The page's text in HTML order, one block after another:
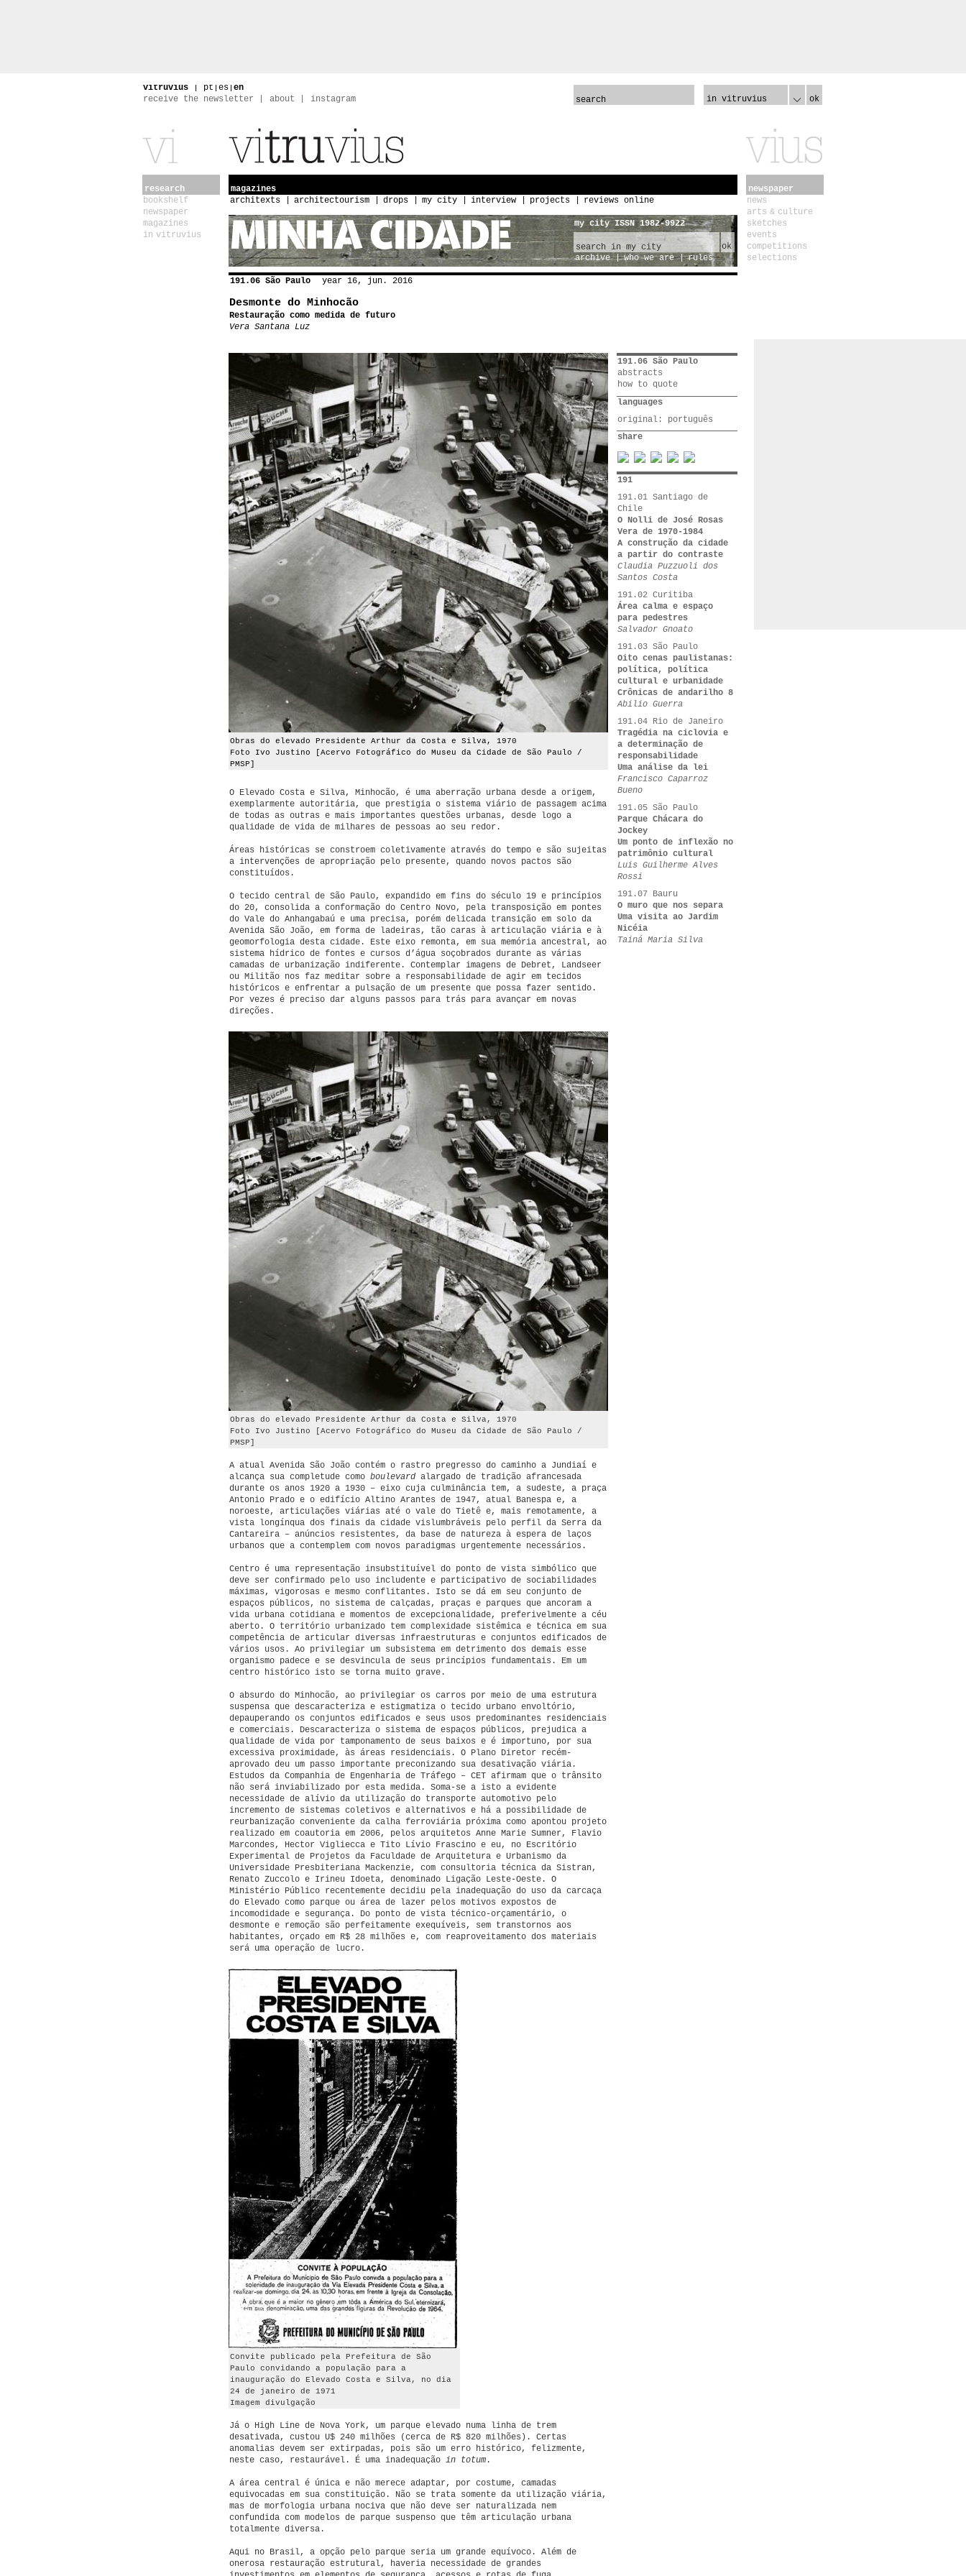
vitruvius | pt | es | en
receive the newsletter
about instagram in vitruvius ok
research
bookshelf
newspaper
magazines
in vitruvius
magazines
architexts
architectourism drops my city interview projects reviews online
my city ISSN 1982-9922
ok
archive
who we are rules
191.06 São Paulo year 16, jun. 2016
Desmonte do Minhocão
Restauração como medida de futuro
Vera Santana Luz
Obras do elevado Presidente Arthur da Costa e Silva, 1970
Foto Ivo Justino [Acervo Fotográfico do Museu da Cidade de São Paulo /
PMSP]
O Elevado Costa e Silva, Minhocão, é uma aberração urbana desde a origem,
exemplarmente autoritária, que prestigia o sistema viário de passagem acima
de todas as outras e mais importantes questões urbanas, desde logo a
qualidade de vida de milhares de pessoas ao seu redor.
Áreas históricas se constroem coletivamente através do tempo e são sujeitas
a intervenções de apropriação pelo presente, quando novos pactos são
constituídos.
O tecido central de São Paulo, expandido em fins do século 19 e princípios
do 20, consolida a conformação do Centro Novo, pela transposição em pontes
do Vale do Anhangabaú e uma precisa, porém delicada transição em solo da
Avenida São João, em forma de ladeiras, tão caras à articulação viária e à
geomorfologia desta cidade. Este eixo remonta, em sua memória ancestral, ao
sistema hídrico de fontes e cursos d’água soçobrados durante as várias
camadas de urbanização indiferente. Contemplar imagens de Debret, Landseer
ou Militão nos faz meditar sobre a responsabilidade de agir em tecidos
históricos e enfrentar a pulsação de um presente que possa fazer sentido.
Por vezes é preciso dar alguns passos para trás para avançar em novas
direções.
Obras do elevado Presidente Arthur da Costa e Silva, 1970
Foto Ivo Justino [Acervo Fotográfico do Museu da Cidade de São Paulo /
PMSP]
A atual Avenida São João contém o rastro pregresso do caminho a Jundiaí e
alcança sua completude como boulevard alargado de tradição afrancesada
durante os anos 1920 a 1930 – eixo cuja culminância tem, a sudeste, a praça
Antonio Prado e o edifício Altino Arantes de 1947, atual Banespa e, a
noroeste, articulações viárias até o vale do Tietê e, mais remotamente, a
vista longínqua dos finais da cidade vislumbráveis pelo perfil da Serra da
Cantareira – anúncios resistentes, da base de natureza à espera de laços
urbanos que a contemplem com novos paradigmas urgentemente necessários.
Centro é uma representação insubstituível do ponto de vista simbólico que
deve ser confirmado pelo uso includente e participativo de sociabilidades
máximas, vigorosas e mesmo conflitantes. Isto se dá em seu conjunto de
espaços públicos, no sistema de calçadas, praças e parques que ancoram a
vida urbana cotidiana e momentos de excepcionalidade, preferivelmente a céu
aberto. O território urbanizado tem complexidade sistêmica e técnica em sua
competência de articular diversas infraestruturas e conjuntos edificados de
vários usos. Ao privilegiar um subsistema em detrimento dos demais esse
organismo padece e se desvincula de seus princípios fundamentais. Em um
centro histórico isto se torna muito grave.
O absurdo do Minhocão, ao privilegiar os carros por meio de uma estrutura
suspensa que descaracteriza e estigmatiza o tecido urbano envoltório,
depauperando os conjuntos edificados e seus usos predominantes residenciais
e comerciais. Descaracteriza o sistema de espaços públicos, prejudica a
qualidade de vida por tamponamento de seus baixos e é importuno, por sua
excessiva proximidade, às áreas residenciais. O Plano Diretor recém-
aprovado deu um passo importante preconizando sua desativação viária.
Estudos da Companhia de Engenharia de Tráfego – CET afirmam que o trânsito
não será inviabilizado por esta medida. Soma-se a isto a evidente
necessidade de alívio da utilização do transporte automotivo pelo
incremento de sistemas coletivos e alternativos e há a possibilidade de
reurbanização conveniente da calha ferroviária próxima como apontou projeto
realizado em coautoria em 2006, pelos arquitetos Anne Marie Sumner, Flavio
Marcondes, Hector Vigliecca e Tito Lívio Frascino e eu, no Escritório
Experimental de Projetos da Faculdade de Arquitetura e Urbanismo da
Universidade Presbiteriana Mackenzie, com consultoria técnica da Sistran,
Renato Zuccolo e Irineu Idoeta, denominado Ligação Leste-Oeste. O
Ministério Público recentemente decidiu pela inadequação do uso da carcaça
do Elevado como parque ou área de lazer pelos motivos expostos de
incomodidade e segurança. Do ponto de vista técnico-orçamentário, o
desmonte e remoção são perfeitamente exequíveis, sem transtornos aos
habitantes, orçado em R$ 28 milhões e, com reaproveitamento dos materiais
será uma operação de lucro.
Convite publicado pela Prefeitura de São
Paulo convidando a população para a
inauguração do Elevado Costa e Silva, no dia
24 de janeiro de 1971
Imagem divulgação
Já o High Line de Nova York, um parque elevado numa linha de trem
desativada, custou U$ 240 milhões (cerca de R$ 820 milhões). Certas
anomalias devem ser extirpadas, pois são um erro histórico, felizmente,
neste caso, restaurável. É uma inadequação in totum .
A área central é única e não merece adaptar, por costume, camadas
equivocadas em sua constituição. Não se trata somente da utilização viária,
mas de morfologia urbana nociva que não deve ser naturalizada nem
confundida com modelos de parque suspenso que têm articulação urbana
totalmente diversa.
Aqui no Brasil, a opção pelo parque seria um grande equívoco. Além de
onerosa restauração estrutural, haveria necessidade de grandes
191.06 São Paulo
abstracts
how to quote
languages
original: português
share
191
191.01 Santiago de
Chile
O Nolli de José Rosas
Vera de 1970-1984
A construção da cidade
a partir do contraste
Claudia Puzzuoli dos
Santos Costa
191.02 Curitiba
Área calma e espaço
para pedestres
Salvador Gnoato
191.03 São Paulo
Oito cenas paulistanas:
política, política
cultural e urbanidade
Crônicas de andarilho 8
Abilio Guerra
191.04 Rio de Janeiro
Tragédia na ciclovia e
a determinação de
responsabilidade
Uma análise da lei
Francisco Caparroz
Bueno
191.05 São Paulo
Parque Chácara do
Jockey
Um ponto de inflexão no
patrimônio cultural
Luis Guilherme Alves
Rossi
191.07 Bauru
O muro que nos separa
Uma visita ao Jardim
Nicéia
Tainá Maria Silva
newspaper
news
arts & culture
sketches
events
competitions
selections